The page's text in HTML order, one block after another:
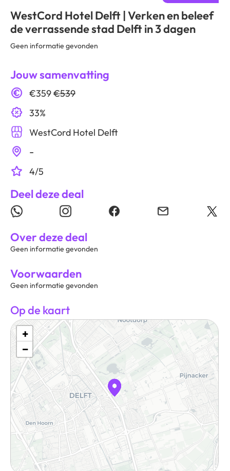
WestCord Hotel Delft | Verken en beleef
de verrassende stad Delft in 3 dagen
Geen informatie gevonden
Jouw samenvatting
€359€539
33%
WestCord Hotel Delft
-
4/5
Deel deze deal
Over deze deal
Geen informatie gevonden
Voorwaarden
Geen informatie gevonden
Op de kaart
+
−